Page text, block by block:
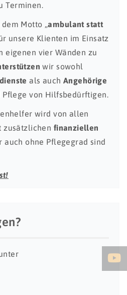
Terminen.
Motto „ambulant statt
unsere Klienten im Einsatz
eigenen vier Wänden zu
wir sowohl
als auch Angehörige
Pflege von Hilfsbedürftigen.
wird von allen
zusätzlichen finanziellen
auch ohne Pflegegrad sind